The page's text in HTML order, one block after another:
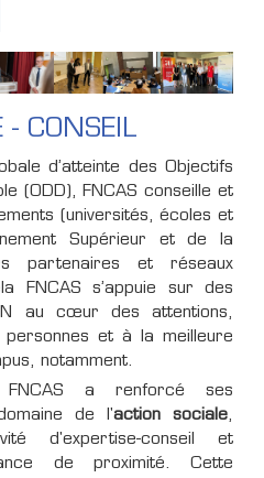
- CONSEIL
d’atteinte des Objectifs
(ODD), FNCAS conseille et
(universités, écoles et
Supérieur et de la
partenaires et réseaux
FNCAS s’appuie sur des
au cœur des attentions,
et à la meilleure
notamment.
a renforcé ses
de l'action sociale,
d'expertise-conseil et
de proximité. Cette